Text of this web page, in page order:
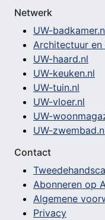
Netwerk
UW-
Architectuur
UW-haard.nl
UW-keuken.nl
UW-tuin.nl
UW-vloer.nl
UW-
UW-
Contact
Abonneren op
Algemene
Privacy